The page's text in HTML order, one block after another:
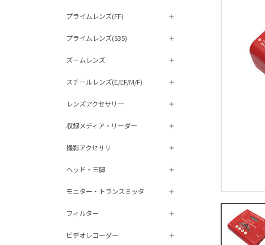
プライムレンズ(FF)
プライムレンズ(S35)
ズームレンズ
スチールレンズ(E/EF/M/F)
レンズアクセサリー
収録メディア・リーダー
撮影アクセサリ
ヘッド・三脚
モニター・トランスミッタ
フィルター
ビデオレコーダー